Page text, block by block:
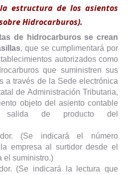
estructura de los asientos
Hidrocarburos).
de hidrocarburos se crean
, que se cumplimentará por
autorizados como
que suministren sus
a través de la Sede electrónica
de Administración Tributaria,
objeto del asiento contable
salida de producto del
(Se indicará el número
empresa al surtidor desde el
el suministro.)
(Se indicará la lectura que